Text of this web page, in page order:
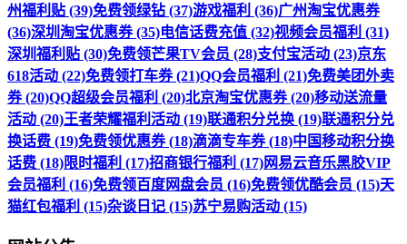
州福利贴 (39)免费领绿钻 (37)游戏福利 (36)广州淘宝优惠券
(36)深圳淘宝优惠券 (35)电信话费充值 (32)视频会员福利 (31)
深圳福利贴 (30)免费领芒果TV会员 (28)支付宝活动 (23)京东
618活动 (22)免费领打车券 (21)QQ会员福利 (21)免费美团外卖
券 (20)QQ超级会员福利 (20)北京淘宝优惠券 (20)移动送流量
活动 (20)王者荣耀福利活动 (19)联通积分兑换 (19)联通积分兑
换话费 (19)免费领优惠券 (18)滴滴专车券 (18)中国移动积分换
话费 (18)限时福利 (17)招商银行福利 (17)网易云音乐黑胶VIP
会员福利 (16)免费领百度网盘会员 (16)免费领优酷会员 (15)天
猫红包福利 (15)杂谈日记 (15)苏宁易购活动 (15)